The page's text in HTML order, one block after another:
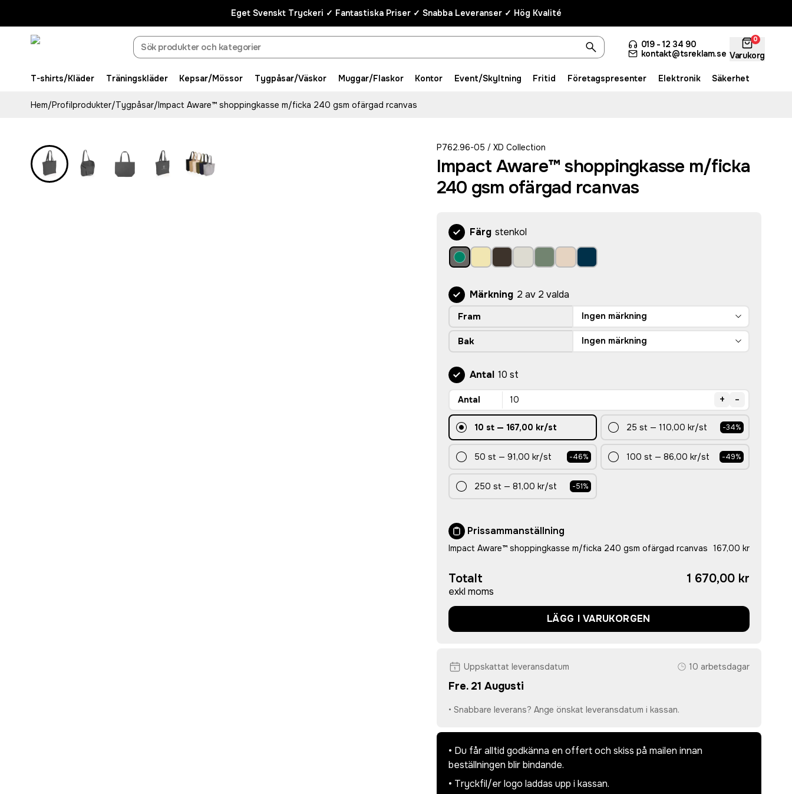
Eget Svenskt Tryckeri ✓ Fantastiska Priser ✓ Snabba Leveranser ✓ Hög Kvalité
019 - 12 34 90
kontakt@tsreklam.se
0
Varukorg
T-shirts/Kläder Träningskläder Kepsar/Mössor Tygpåsar/Väskor Muggar/Flaskor Kontor Event/Skyltning Fritid Företagspresenter Elektronik Säkerhet
Hem/Profilprodukter/Tygpåsar/Impact Aware™ shoppingkasse m/ficka 240 gsm ofärgad rcanvas
P762.96-05 / XD Collection
Impact Aware™ shoppingkasse m/ficka
240 gsm ofärgad rcanvas
Färg stenkol
Märkning 2 av 2 valda
Fram Ingen märkning
Bak Ingen märkning
Antal 10 st
Antal + -
10 st— 167,00 kr/st 25 st —110,00 kr/st -34%
50 st — 91,00 kr/st -46% 100 st —86,00 kr/st -49%
250 st — 81,00 kr/st -51%
Prissammanställning
Impact Aware™ shoppingkasse m/ficka 240 gsm ofärgad rcanvas 167,00 kr
Totalt
exkl moms
1 670,00 kr
LÄGG I VARUKORGEN
Uppskattat leveransdatum 10 arbetsdagar
Fre. 21 Augusti
• Snabbare leverans? Ange önskat leveransdatum i kassan.
• Du får alltid godkänna en offert och skiss på mailen innan
beställningen blir bindande.
• Tryckfil/er logo laddas upp i kassan.